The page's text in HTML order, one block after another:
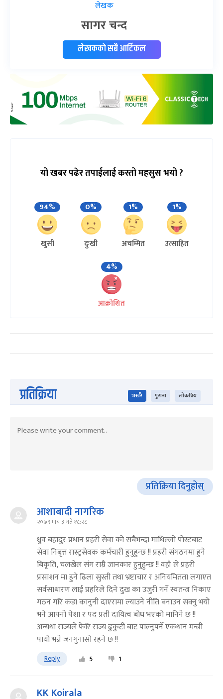
लेखक
सागर चन्द
लेखकको सबै आर्टिकल
यो खबर पढेर तपाईलाई कस्तो महसुस भयो ?
94%
खुसी
0%
दुःखी
1%
अचम्मित
1%
उत्साहित
4%
आक्रोशित
प्रतिक्रिया भर्खरै पुराना लोकप्रिय
प्रतिक्रिया दिनुहोस्
आशाबादी नागरिक
२०७९ माघ ३ गते १८:२८
ध्रुव बहादुर प्रधान प्रहरी सेवा को सबैभन्दा माथिल्लो पोस्टबाट
सेवा निबृत्त रास्ट्रसेवक कर्मचारी हुनुहुन्छ !! प्रहरी संगठनमा हुने
बिकृति, चलखेल संग राम्रै जानकार हुनुहुन्छ !! वहाँ ले प्रहरी
प्रसाशन मा हुने ढिला सुस्ती तथा भ्रष्टाचार र अनियमितता लगाएत
सर्वसाधारण लाई प्रहरिले दिने दुख का उजुरी गर्ने स्वतन्त्र निकाए
गठन गरि कडा कानुनी दाएरामा ल्याउने नीति बनाउन सक्नु भयो
भने आफ्नो पेशा र पद प्रती दायित्व बोध भएको मानिने छ !!
अन्यथा राज्यले फेरि राज्य ढुकुटी बाट पाल्नुपर्ने एकथान मन्त्री
पायो भन्ने जनगुनासो रहने छ !!
Reply 5 1
KK Koirala